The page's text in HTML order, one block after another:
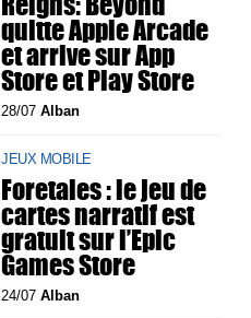
quitte Apple Arcade
et arrive sur App
Store et Play Store
28/07Alban
JEUX MOBILE
Foretales : le jeu de
cartes narratif est
gratuit sur l’Epic
Games Store
24/07Alban